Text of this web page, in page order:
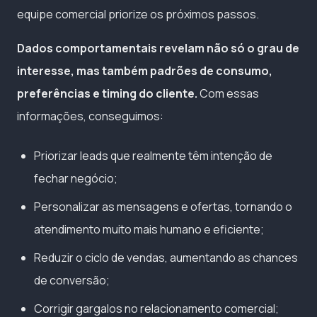
equipe comercial priorize os próximos passos.
Dados comportamentais revelam não só o grau de
interesse, mas também padrões de consumo,
preferências e timing do cliente.Com essas
informações, conseguimos:
Priorizar leads que realmente têm intenção de
fechar negócio;
Personalizar as mensagens e ofertas, tornando o
atendimento muito mais humano e eficiente;
Reduzir o ciclo de vendas, aumentando as chances
de conversão;
Corrigir gargalos no relacionamento comercial;